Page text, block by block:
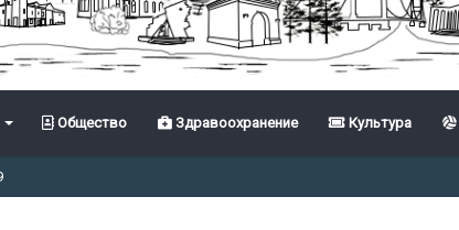
Общество Здравоохранение Культура